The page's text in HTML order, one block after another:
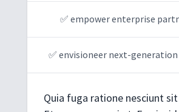
✅ empower enterprise
✅ envisioneer next-
Quia fuga ratione nesciunt